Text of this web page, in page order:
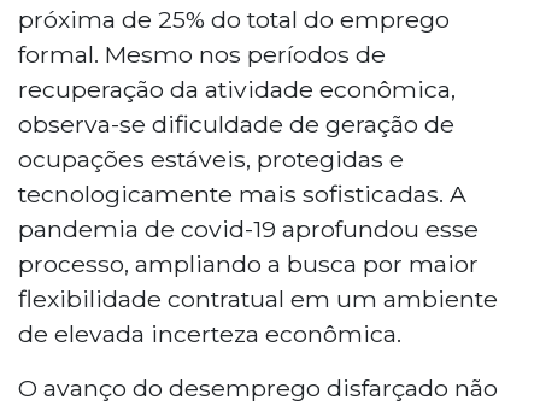
próxima de 25% do total do emprego
formal. Mesmo nos períodos de
recuperação da atividade econômica,
observa-se dificuldade de geração de
ocupações estáveis, protegidas e
tecnologicamente mais sofisticadas. A
pandemia de covid-19 aprofundou esse
processo, ampliando a busca por maior
flexibilidade contratual em um ambiente
de elevada incerteza econômica.
O avanço do desemprego disfarçado não